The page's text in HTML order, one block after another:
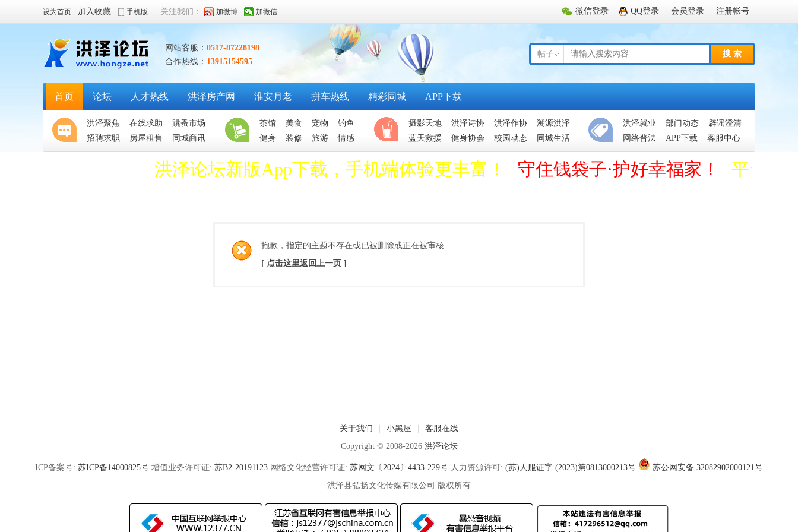
微信登录 QQ登录 会员登录 注册帐号
设为首页 加入收藏 手机版 关注我们： 加微博 加微信
网站客服： 0517-87228198
合作热线： 13915154595
帖子 搜 索
首页 论坛 人才热线 洪泽房产网 淮安月老 拼车热线 精彩同城 APP下载
洪泽聚焦 在线求助
跳蚤市场
招聘求职
房屋租售 同城商讯
茶馆 美食 宠物
钓鱼
健身
装修 旅游 情感
摄影天地 洪泽诗协 洪泽作协
溯源洪泽
蓝天救援
健身协会 校园动态 同城生活
洪泽就业 部门动态
辟谣澄清
网络普法
APP下载 客服中心
洪泽论坛新版App下载，手机端体验更丰富！ 守住钱袋子·护好幸福家！ 平台管
抱歉，指定的主题不存在或已被删除或正在被审核
[ 点击这里返回上一页 ]
关于我们 小黑屋
客服在线
Copyright © 2008-2026 洪泽论坛
ICP备案号: 苏ICP备14000825号 增值业务许可证: 苏B2-20191123 网络文化经营许可证: 苏网文〔2024〕4433-229号 人力资源许可: (苏)人服证字 (2023)第0813000213号
苏公网安备 32082902000121号
洪泽县弘扬文化传媒有限公司 版权所有